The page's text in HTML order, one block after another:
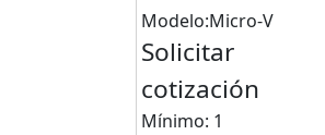
Modelo:Micro-V
Solicitar
cotización
Mínimo: 1